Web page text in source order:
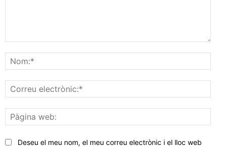
web:
Deseu el meu nom, el meu correu electrònic i el lloc web